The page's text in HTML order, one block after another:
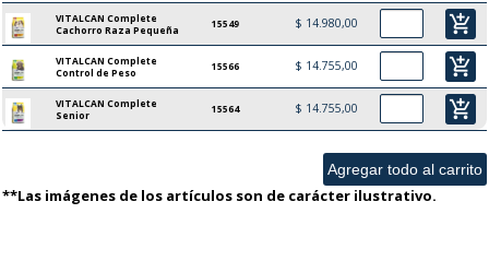
VITALCAN Complete
Cachorro Raza Pequeña
15549 $ 14.980,00 add_shopping_cart
VITALCAN Complete
Control de Peso
15566 $ 14.755,00 add_shopping_cart
VITALCAN Complete
Senior
15564 $ 14.755,00 add_shopping_cart
**Las imágenes de los artículos son de carácter ilustrativo.